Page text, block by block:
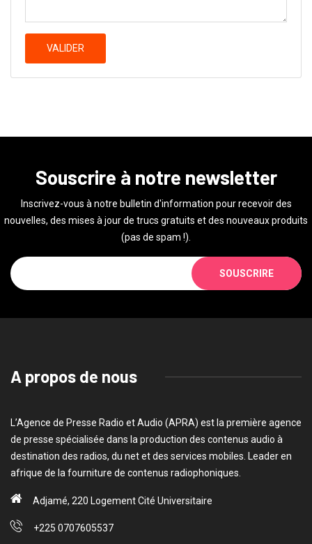
VALIDER
Souscrire à notre newsletter
Inscrivez-vous à notre bulletin d'information pour recevoir des
nouvelles, des mises à jour de trucs gratuits et des nouveaux produits
(pas de spam !).
SOUSCRIRE
A propos de nous
L’Agence de Presse Radio et Audio (APRA) est la première agence
de presse spécialisée dans la production des contenus audio à
destination des radios, du net et des services mobiles. Leader en
afrique de la fourniture de contenus radiophoniques.
Adjamé, 220 Logement Cité Universitaire
+225 0707605537